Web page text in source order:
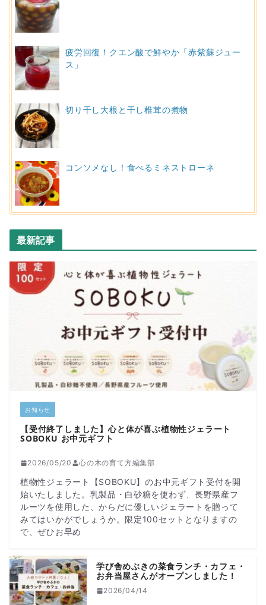
疲労回復！クエン酸で鮮やか「赤紫蘇ジュー
ス」
切り干し大根と干し椎茸の煮物
コンソメなし！食べるミネストローネ
最新記事
お知らせ
【受付終了しました】心と体が喜ぶ植物性ジェラート
SOBOKU お中元ギフト
2026/05/20 心の木の育て方編集部
植物性ジェラート【SOBOKU】のお中元ギフト受付を開
始いたしました。乳製品・白砂糖を使わず、長野県産フ
ルーツを使用した、からだに優しいジェラートを贈って
みてはいかがでしょうか。限定100セットとなりますの
で、ぜひお早め
学び舎めぶきの菜食ランチ・カフェ・
お弁当屋さんがオープンしました！
2026/04/14